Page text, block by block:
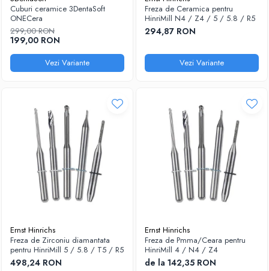
Disc Nano Compozit
Disc PMMA Eldy Plus
Diverse
hs-opaque
Sablatoare
Soclatoare
Cuburi ceramice 3DentaSoft
ONECera
299,00 RON
199,00 RON
Vezi Variante
Freza de Ceramica pentru
HinriMill N4 / Z4 / 5 / 5.8 / R5
294,87 RON
Vezi Variante
Ernst Hinrichs
Freza de Zirconiu diamantata
pentru HinriMill 5 / 5.8 / T5 / R5
498,24 RON
Ernst Hinrichs
Freza de Pmma/Ceara pentru
HinriMill 4 / N4 / Z4
de la 142,35 RON